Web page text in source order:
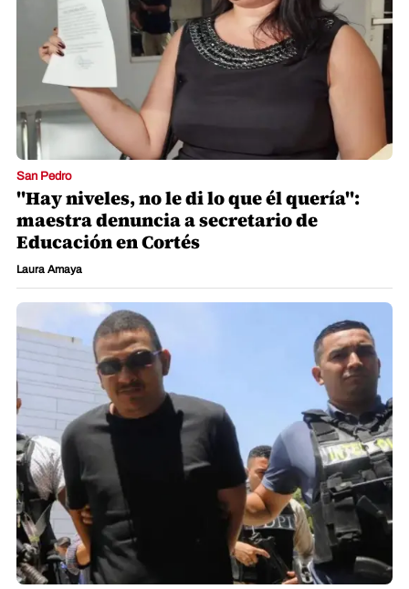
San Pedro
"Hay niveles, no le di lo que él quería":
maestra denuncia a secretario de
Educación en Cortés
Laura Amaya